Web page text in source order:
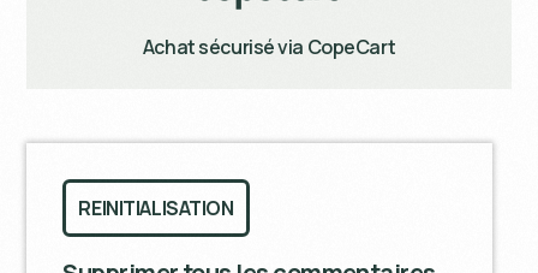
Achat sécurisé via CopeCart
REINITIALISATION